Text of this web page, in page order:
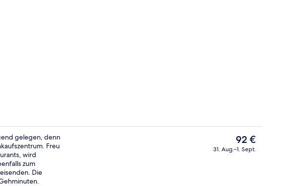
gelegen, denn
Freu
wird
zum
Die
Der
aktuelle
Preis
92 €
31. Aug.–1. Sept.